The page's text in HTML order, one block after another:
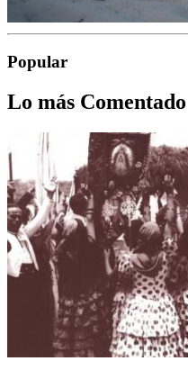
Popular
Lo más Comentado